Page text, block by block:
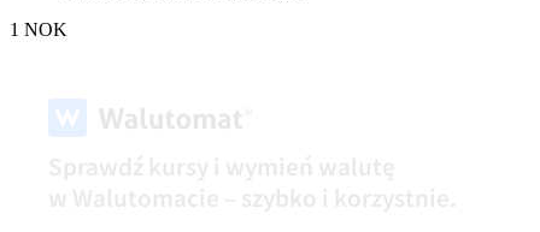
1 NOK